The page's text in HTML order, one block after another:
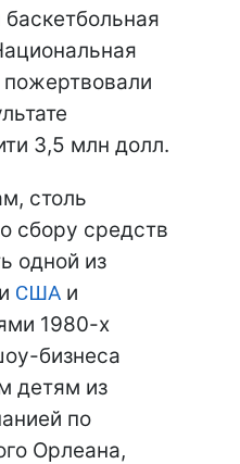
3,5 млн долл.
столь
сбору средств
одной из
США и
1980-х
бизнеса
детям из
по
Орлеана,